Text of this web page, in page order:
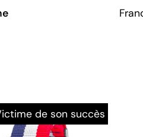
de son succès